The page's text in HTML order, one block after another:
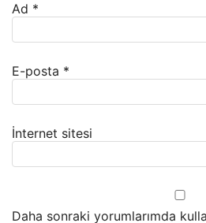
Ad *
E-posta *
İnternet sitesi
Daha sonraki yorumlarımda